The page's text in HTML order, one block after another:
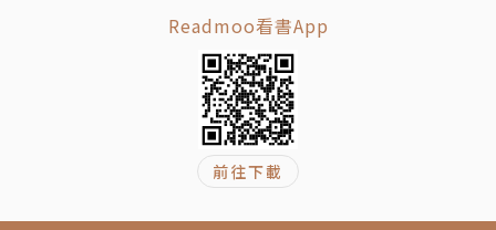
37 下田・培里之路
Readmoo看書App
前往下載